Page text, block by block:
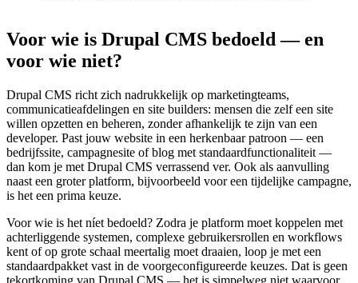
Voor wie is Drupal CMS bedoeld — en
voor wie niet?
Drupal CMS richt zich nadrukkelijk op marketingteams,
communicatieafdelingen en site builders: mensen die zelf een site
willen opzetten en beheren, zonder afhankelijk te zijn van een
developer. Past jouw website in een herkenbaar patroon — een
bedrijfssite, campagnesite of blog met standaardfunctionaliteit —
dan kom je met Drupal CMS verrassend ver. Ook als aanvulling
naast een groter platform, bijvoorbeeld voor een tijdelijke campagne,
is het een prima keuze.
Voor wie is het níet bedoeld? Zodra je platform moet koppelen met
achterliggende systemen, complexe gebruikersrollen en workflows
kent of op grote schaal meertalig moet draaien, loop je met een
standaardpakket vast in de voorgeconfigureerde keuzes. Dat is geen
tekortkoming van Drupal CMS — het is simpelweg niet waarvoor